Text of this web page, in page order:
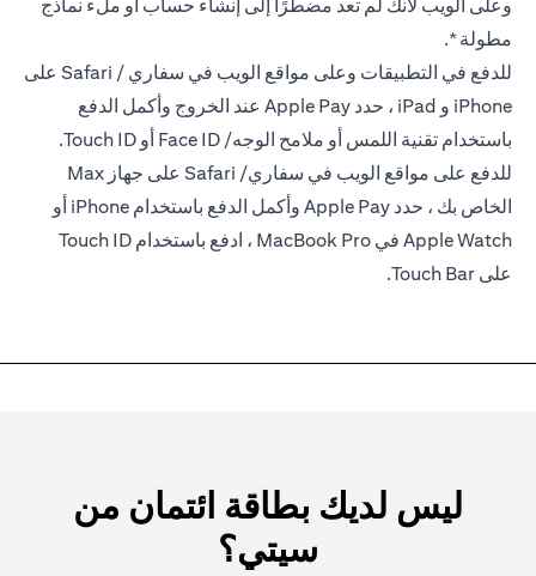
وعلى الويب لأنك لم تعد مضطرًا إلى إنشاء حساب أو ملء نماذج
مطولة *.
للدفع في التطبيقات وعلى مواقع الويب في سفاري / Safari على
iPhone و iPad ، حدد Apple Pay عند الخروج وأكمل الدفع
باستخدام تقنية اللمس أو ملامح الوجه/ Face ID أو Touch ID.
للدفع على مواقع الويب في سفاري/ Safari على جهاز Max
الخاص بك ، حدد Apple Pay وأكمل الدفع باستخدام iPhone أو
Apple Watch في MacBook Pro ، ادفع باستخدام Touch ID
على Touch Bar.
ليس لديك بطاقة ائتمان من
سيتي؟